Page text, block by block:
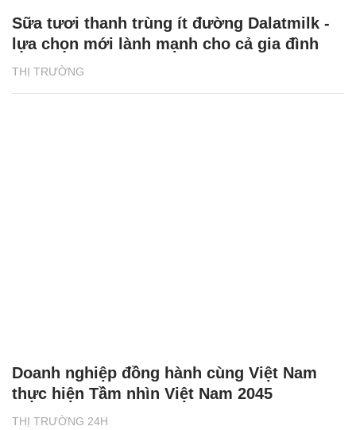
THỊ TRƯỜNG
Sữa tươi thanh trùng ít đường Dalatmilk -
lựa chọn mới lành mạnh cho cả gia đình
THỊ TRƯỜNG 24H
Doanh nghiệp đồng hành cùng Việt Nam
thực hiện Tầm nhìn Việt Nam 2045